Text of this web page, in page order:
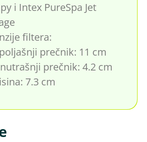
i Intex PureSpa Jet
filtera:
prečnik: 11 cm
prečnik: 4.2 cm
7.3 cm